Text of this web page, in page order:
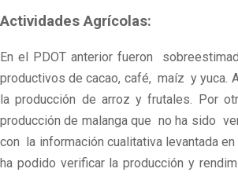
Actividades Agrícolas:
En el PDOT anterior fueron
productivos de cacao, café, maíz y yuca.
la producción de arroz y frutales. Por
producción de malanga que no ha sido
con la información cualitativa levantada
ha podido verificar la producción y